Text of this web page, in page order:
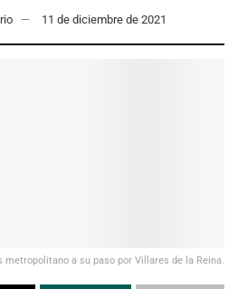
11 de diciembre de 2021
metropolitano a su paso por Villares de la Reina.